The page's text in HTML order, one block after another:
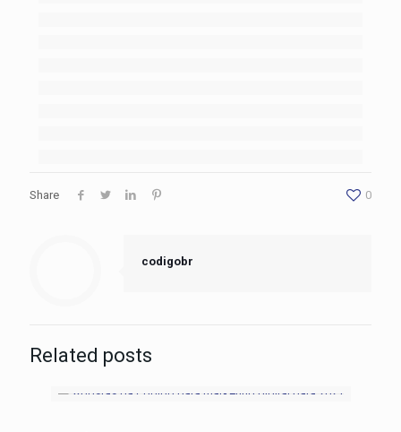
Share 0
codigobr
Related posts